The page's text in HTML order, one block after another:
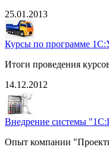
25.01.2013
Курсы по программе
Итоги проведения
14.12.2012
Внедрение системы
Опыт компании